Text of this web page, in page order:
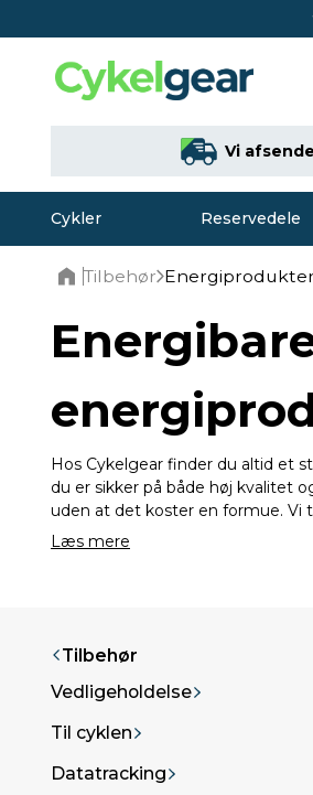
Vi
Cykler Reservedele
Tilbehør Energiprodukter
Hos Cykelgear finder du altid et
du er sikker på både høj kvalitet
uden at det koster en formue. Vi
Læs mere
Tilbehør
Vedligeholdelse
Til cyklen
Datatracking